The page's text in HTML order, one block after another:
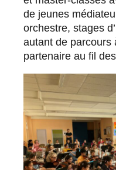
de jeunes
orchestre, stages
autant de parcours
partenaire au fil